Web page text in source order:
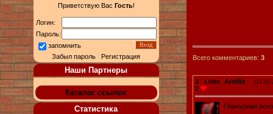
Приветствую Вас Гость!
Логин:
Пароль:
запомнить
Забыл пароль |Регистрация
Наши Партнеры
Каталог ссылок
Статистика
Всего комментариев: 3
3 _Listo_Ardilla_
0
Гламурная